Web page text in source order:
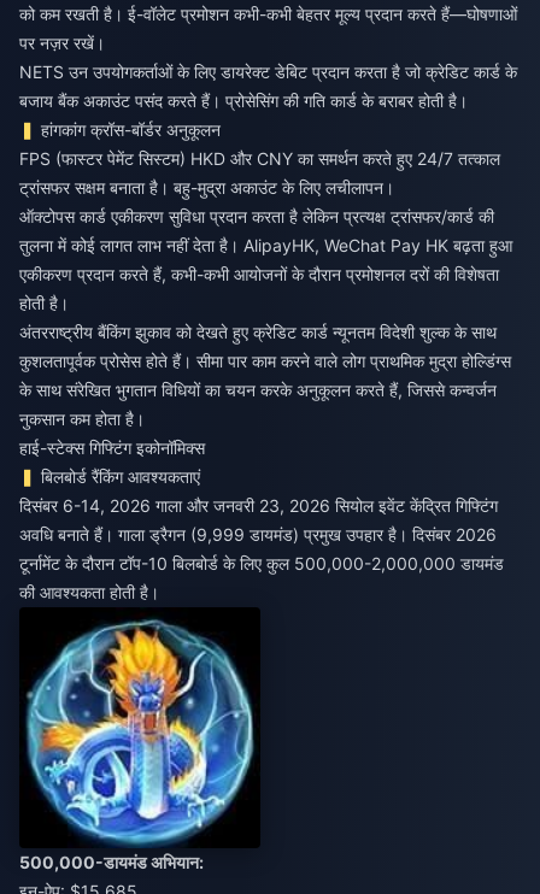
को कम रखती है। ई-वॉलेट प्रमोशन कभी-कभी बेहतर मूल्य प्रदान करते हैं—घोषणाओं
पर नज़र रखें।
NETS उन उपयोगकर्ताओं के लिए डायरेक्ट डेबिट प्रदान करता है जो क्रेडिट कार्ड के
बजाय बैंक अकाउंट पसंद करते हैं। प्रोसेसिंग की गति कार्ड के बराबर होती है।
हांगकांग क्रॉस-बॉर्डर अनुकूलन
FPS (फास्टर पेमेंट सिस्टम) HKD और CNY का समर्थन करते हुए 24/7 तत्काल
ट्रांसफर सक्षम बनाता है। बहु-मुद्रा अकाउंट के लिए लचीलापन।
ऑक्टोपस कार्ड एकीकरण सुविधा प्रदान करता है लेकिन प्रत्यक्ष ट्रांसफर/कार्ड की
तुलना में कोई लागत लाभ नहीं देता है। AlipayHK, WeChat Pay HK बढ़ता हुआ
एकीकरण प्रदान करते हैं, कभी-कभी आयोजनों के दौरान प्रमोशनल दरों की विशेषता
होती है।
अंतरराष्ट्रीय बैंकिंग झुकाव को देखते हुए क्रेडिट कार्ड न्यूनतम विदेशी शुल्क के साथ
कुशलतापूर्वक प्रोसेस होते हैं। सीमा पार काम करने वाले लोग प्राथमिक मुद्रा होल्डिंग्स
के साथ संरेखित भुगतान विधियों का चयन करके अनुकूलन करते हैं, जिससे कन्वर्जन
नुकसान कम होता है।
हाई-स्टेक्स गिफ्टिंग इकोनॉमिक्स
बिलबोर्ड रैंकिंग आवश्यकताएं
दिसंबर 6-14, 2026 गाला और जनवरी 23, 2026 सियोल इवेंट केंद्रित गिफ्टिंग
अवधि बनाते हैं। गाला ड्रैगन (9,999 डायमंड) प्रमुख उपहार है। दिसंबर 2026
टूर्नामेंट के दौरान टॉप-10 बिलबोर्ड के लिए कुल 500,000-2,000,000 डायमंड
की आवश्यकता होती है।
500,000-डायमंड अभियान: